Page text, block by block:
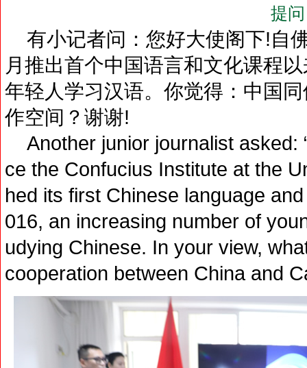
提问
有小记者问：您好大使阁下!自
月推出首个中国语言和文化课程
年轻人学习汉语。你觉得：中国
作空间？谢谢!
Another junior journalist asked:
ce the Confucius Institute at the
hed its first Chinese language
016, an increasing number of
udying Chinese. In your view,
cooperation between China and